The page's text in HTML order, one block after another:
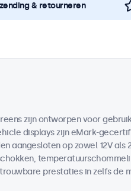
& retourneren
zijn ontworpen voor
displays zijn eMark-
aangesloten op zowel 12V als
prestaties in zelfs de